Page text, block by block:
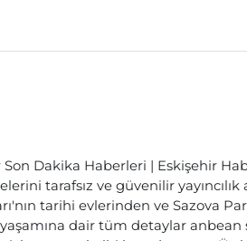
Dakika Haberleri | Eskişehir
tarafsız ve güvenilir
tarihi evlerinden ve Sazova
dair tüm detaylar anbean